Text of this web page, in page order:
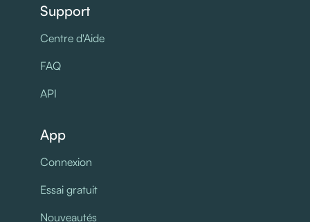
Support
Centre d'Aide
FAQ
API
App
Connexion
Essai gratuit
Nouveautés